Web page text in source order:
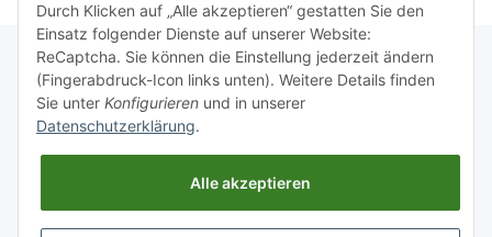
Informationen
Durch Klicken auf „Alle akzeptieren“ gestatten Sie den
Einsatz folgender Dienste auf unserer Website:
ReCaptcha. Sie können die Einstellung jederzeit ändern
(Fingerabdruck-Icon links unten). Weitere Details finden
Sie unter Konfigurieren und in unserer
Datenschutzerklärung.
Alle akzeptieren